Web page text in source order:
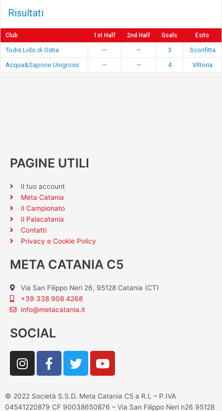
Risultati
Club 1st Half 2nd Half Goals Esito
Todis Lido di Ostia — — 3
Sconfitta
Acqua&Sapone Unigross
— — 4 Vittoria
PAGINE UTILI
Il tuo account
Meta Catania
Il Campionato
Il Palacatania
Contatti
Privacy e Cookie Policy
META CATANIA C5
Via San Filippo Neri 26, 95128 Catania (CT)
+39 338 908 4268
info@metacatania.it
SOCIAL
I
n
t
a
F
a
e
b
T
w
t
t
Y
o
t
u
© 2022 Società S.S.D. Meta Catania C5 a R.L – P.IVA
04541220879 CF 90038650876 – Via San Filippo Neri n26 95128